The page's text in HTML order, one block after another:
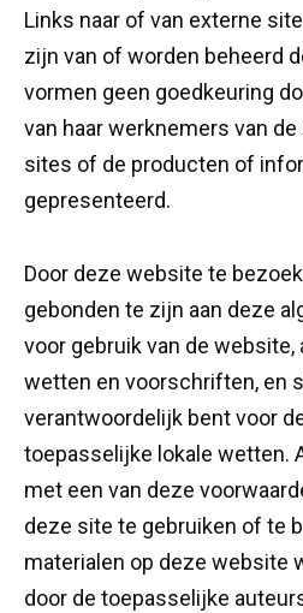
Links naar of van externe
zijn van of worden beheerd
vormen geen goedkeuring
van haar werknemers van
sites of de producten of
gepresenteerd.
Door deze website te
gebonden te zijn aan deze
voor gebruik van de
wetten en voorschriften, en
verantwoordelijk bent voor
toepasselijke lokale wetten.
met een van deze
deze site te gebruiken of te
materialen op deze website
door de toepasselijke